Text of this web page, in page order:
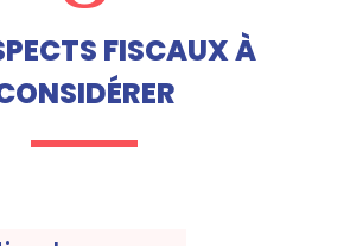
FISCAUX À